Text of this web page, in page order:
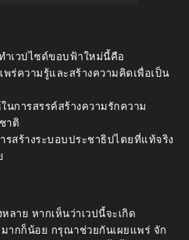
ำเวปไซด์ขอบฟ้าใหม่นี้คือ
พร่ความรู้และสร้างความคิดเพื่อเป็น
นการสรรค์สร้างความรักความ
าติ
รสร้างระบอบประชาธิปไตยที่แท้จริง
ลาย หากเห็นว่าเวปนี้จะเกิด
ากก็น้อย กรุณาช่วยกันเผยแพร่ จัก